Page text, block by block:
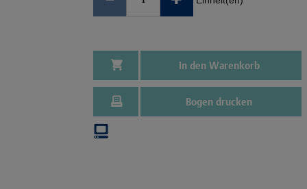
In den Warenkorb
Bogen drucken